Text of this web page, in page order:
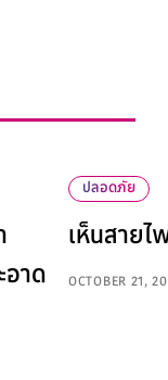
อาด
ปลอดภัย
เห็นสายไ
OCTOBER 21,